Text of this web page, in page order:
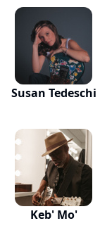
Susan Tedeschi
Keb' Mo'